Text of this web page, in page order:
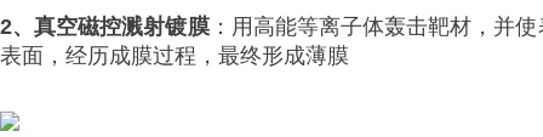
2、真空磁控溅射镀膜：用高能等离子体轰击靶材，并
表面，经历成膜过程，最终形成薄膜